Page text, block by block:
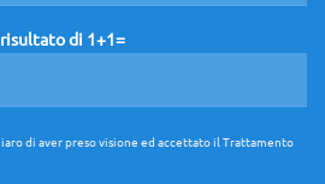
di 1+1=
di aver preso visione ed accettato ilTrattamento